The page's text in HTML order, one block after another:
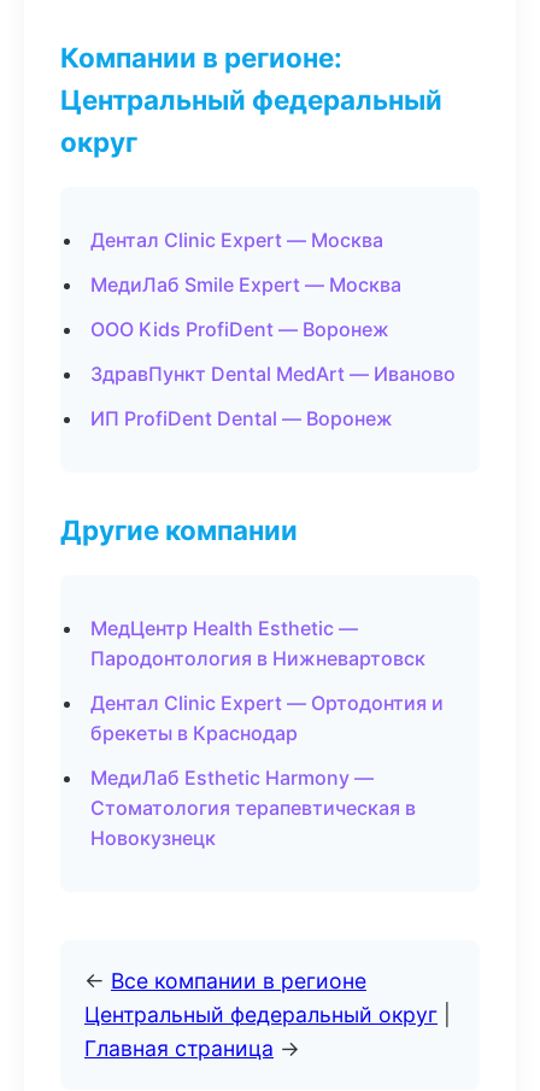
Компании в регионе:
Центральный федеральный
округ
Дентал Clinic Expert — Москва
МедиЛаб Smile Expert — Москва
ООО Kids ProfiDent — Воронеж
ЗдравПункт Dental MedArt — Иваново
ИП ProfiDent Dental — Воронеж
Другие компании
МедЦентр Health Esthetic —
Пародонтология в Нижневартовск
Дентал Clinic Expert — Ортодонтия и
брекеты в Краснодар
МедиЛаб Esthetic Harmony —
Стоматология терапевтическая в
Новокузнецк
← Все компании в регионе
Центральный федеральный округ
Главная страница →